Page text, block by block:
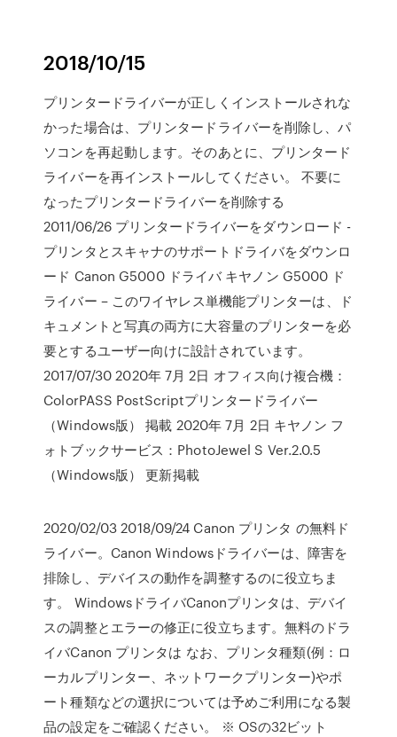
2018/10/15
プリンタードライバーが正しくインストールされな
かった場合は、プリンタードライバーを削除し、パ
ソコンを再起動します。そのあとに、プリンタード
ライバーを再インストールしてください。 不要に
なったプリンタードライバーを削除する
2011/06/26 プリンタードライバーをダウンロード -
プリンタとスキャナのサポートドライバをダウンロ
ード Canon G5000 ドライバ キヤノン G5000 ド
ライバー – このワイヤレス単機能プリンターは、ド
キュメントと写真の両方に大容量のプリンターを必
要とするユーザー向けに設計されています。
2017/07/30 2020年 7月 2日 オフィス向け複合機：
ColorPASS PostScriptプリンタードライバー
（Windows版） 掲載 2020年 7月 2日 キヤノン フ
ォトブックサービス：PhotoJewel S Ver.2.0.5
（Windows版） 更新掲載
2020/02/03 2018/09/24 Canon プリンタ の無料ド
ライバー。Canon Windowsドライバーは、障害を
排除し、デバイスの動作を調整するのに役立ちま
す。 WindowsドライバCanonプリンタは、デバイ
スの調整とエラーの修正に役立ちます。無料のドラ
イバCanon プリンタは なお、プリンタ種類(例：ロ
ーカルプリンター、ネットワークプリンター)やポ
ート種類などの選択については予めご利用になる製
品の設定をご確認ください。 ※ OSの32ビット